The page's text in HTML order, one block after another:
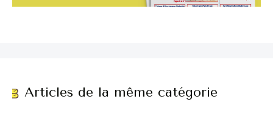
Articles de la même catégorie